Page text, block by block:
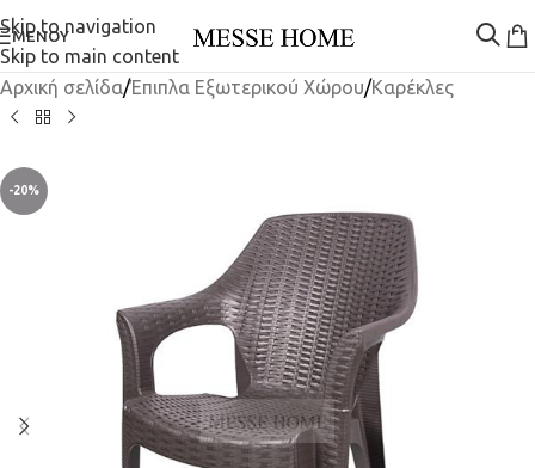
Skip to navigation
Skip to main content
ΜΕΝΟΎ
Αρχική σελίδα/Έπιπλα Εξωτερικού Χώρου/Καρέκλες
-20%